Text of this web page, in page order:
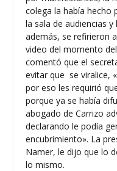
colega la había hecho
la sala de audiencias
además, se refirieron
video del momento
comentó que el
evitar que se viralice,
por eso les requirió
porque ya se había
abogado de Carrizo
declarando le podía
encubrimiento». La
Namer, le dijo que lo
lo mismo.